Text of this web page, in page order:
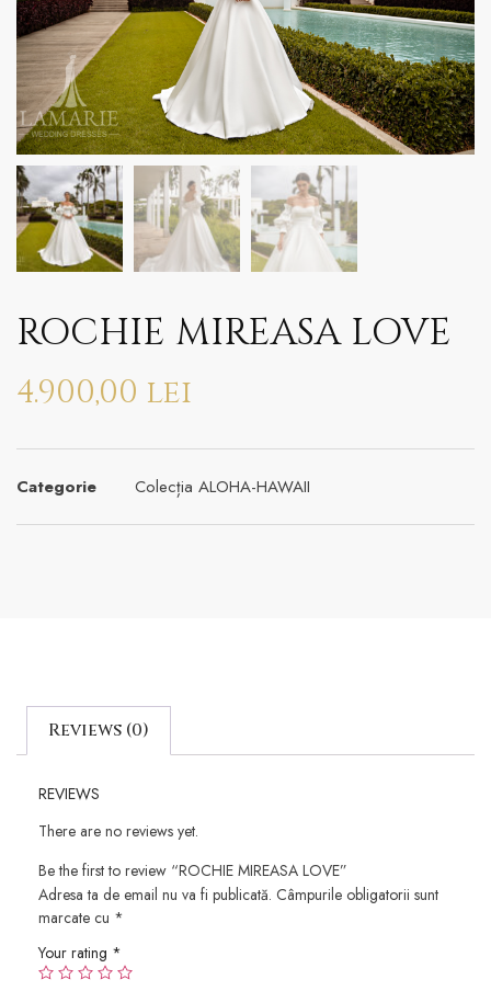
ROCHIE MIREASA LOVE
4.900,00 lei
Categorie Colecția ALOHA-HAWAII
Reviews (0)
REVIEWS
There are no reviews yet.
Be the first to review “ROCHIE MIREASA LOVE”
Adresa ta de email nu va fi publicată. Câmpurile obligatorii sunt
marcate cu *
Your rating *